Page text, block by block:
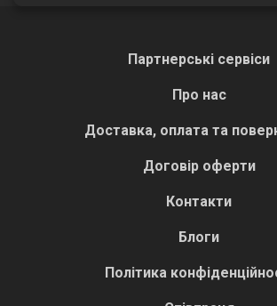
Партнерські сервіси
Про нас
Доставка, оплата та
Договір оферти
Контакти
Блоги
Політика